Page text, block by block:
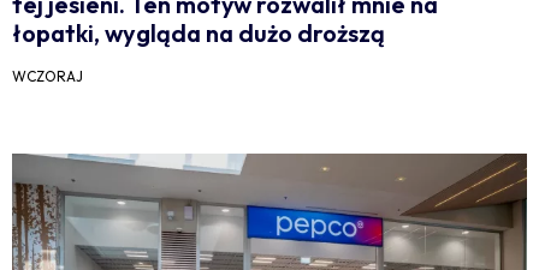
łopatki, wygląda na dużo droższą
WCZORAJ